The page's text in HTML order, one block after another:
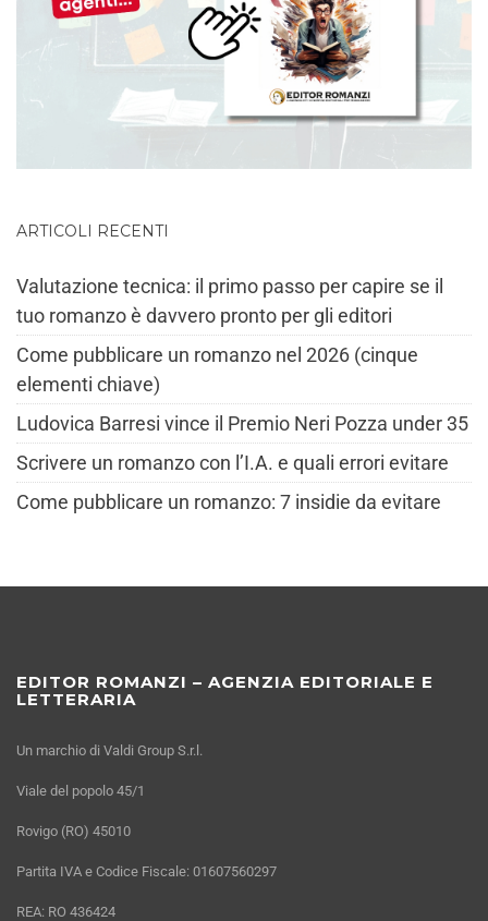
ARTICOLI RECENTI
Valutazione tecnica: il primo passo per capire se il
tuo romanzo è davvero pronto per gli editori
Come pubblicare un romanzo nel 2026 (cinque
elementi chiave)
Ludovica Barresi vince il Premio Neri Pozza under 35
Scrivere un romanzo con l’I.A. e quali errori evitare
Come pubblicare un romanzo: 7 insidie da evitare
EDITOR ROMANZI – AGENZIA EDITORIALE E
LETTERARIA
Un marchio di Valdi Group S.r.l.
Viale del popolo 45/1
Rovigo (RO) 45010
Partita IVA e Codice Fiscale: 01607560297
REA: RO 436424